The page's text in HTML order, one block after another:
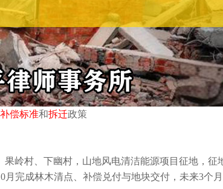
偿标准和拆迁政策
岭村、下幽村，山地风电清洁能源项目征地，征
月完成林木清点、补偿兑付与地块交付，未来3个